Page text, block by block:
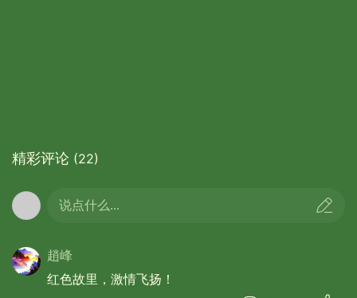
庆典现场，热闹非凡。五星红旗在空中迎风飘
精彩评论 (22)
说点什么...
趙峰
红色故里，激情飞扬！